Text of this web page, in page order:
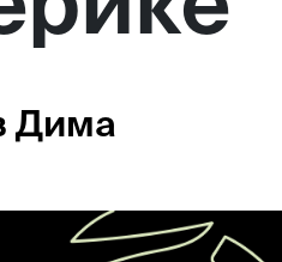
Дима